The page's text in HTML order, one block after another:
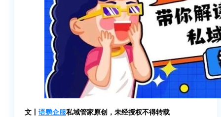
文丨 语鹦企服私域管家原创，未经授权不得转载